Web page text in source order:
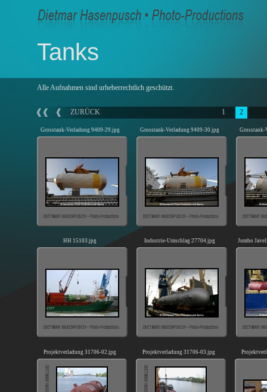
Tanks
Alle Aufnahmen sind urheberrechtlich geschützt.
ZURÜCK 1 2
Grosstank-Verladung 9409-29.jpg Grosstank-Verladung 9409-30.jpg Grosstank-
HH 15103.jpg Industrie-Umschlag 27704.jpg Jumbo
Projektverladung 31706-02.jpg Projektverladung 31706-03.jpg